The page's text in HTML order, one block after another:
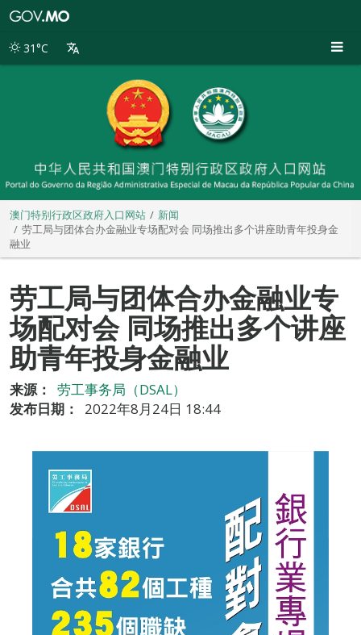
别
31°C
澳门特别行政区政府入口网站
新闻
劳工局与团体合办金融业专场配对会 同场推出多个讲座助青年投身金
融业
劳工局与团体合办金融业专
场配对会 同场推出多个讲座
助青年投身金融业
来源：
劳工事务局（DSAL）
发布日期：
2022年8月24日 18:44